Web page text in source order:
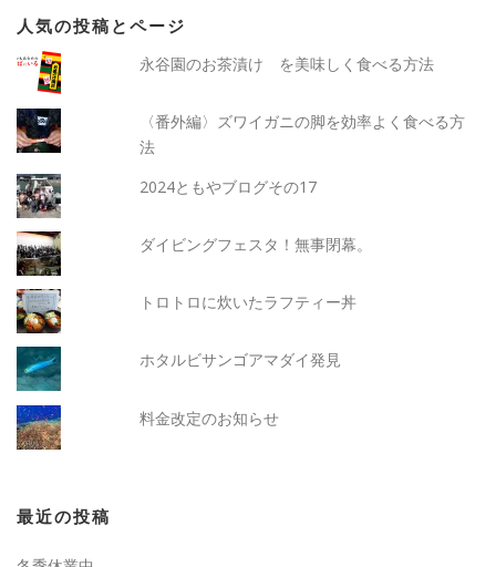
人気の投稿とページ
永谷園のお茶漬け を美味しく食べる方法
〈番外編〉ズワイガニの脚を効率よく食べる方
法
2024ともやブログその17
ダイビングフェスタ！無事閉幕。
トロトロに炊いたラフティー丼
ホタルビサンゴアマダイ発見
料金改定のお知らせ
最近の投稿